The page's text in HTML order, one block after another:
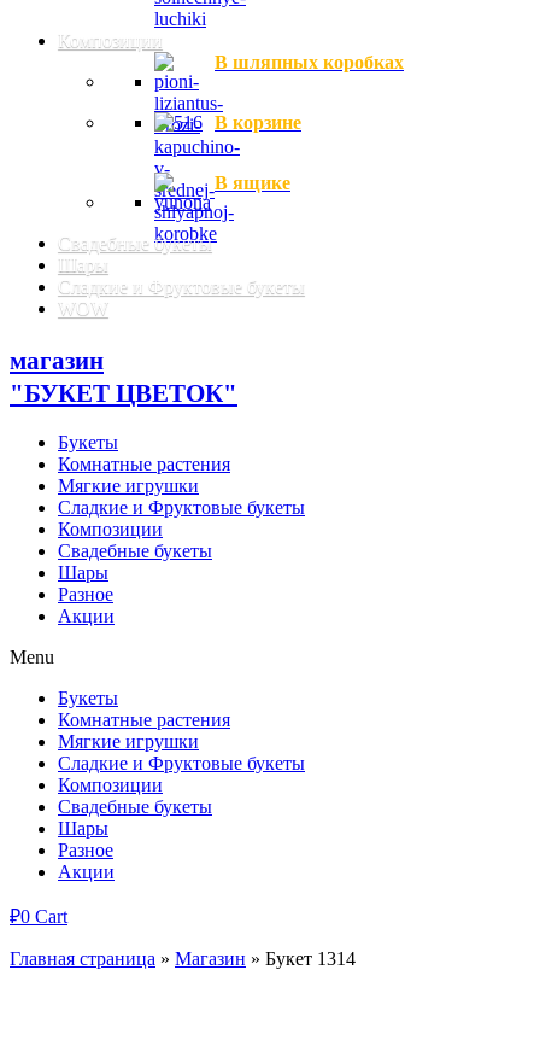
Композиции
В шляпных коробках
В корзине
В ящике
Свадебные букеты
Шары
Сладкие и Фруктовые букеты
WOW
магазин
"БУКЕТ ЦВЕТОК"
Букеты
Комнатные растения
Мягкие игрушки
Сладкие и Фруктовые букеты
Композиции
Свадебные букеты
Шары
Разное
Акции
Menu
Букеты
Комнатные растения
Мягкие игрушки
Сладкие и Фруктовые букеты
Композиции
Свадебные букеты
Шары
Разное
Акции
₽0 Cart
Главная страница » Магазин » Букет 1314